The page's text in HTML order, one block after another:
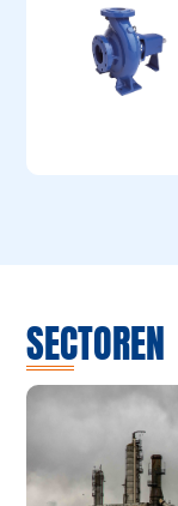
SECTOREN